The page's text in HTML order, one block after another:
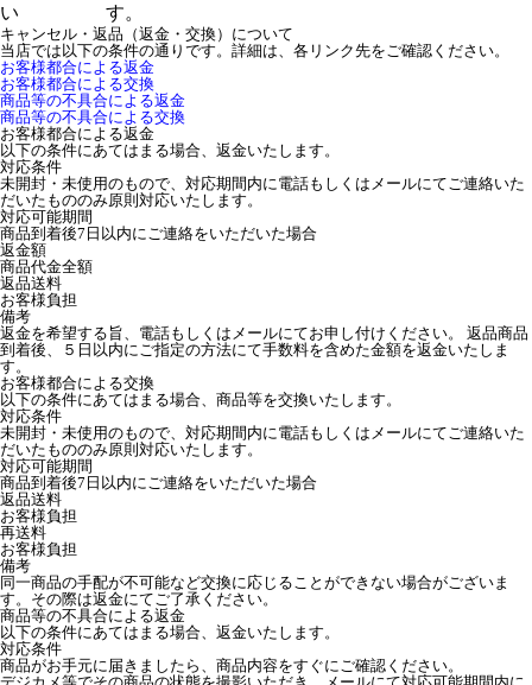
い
す。
キャンセル・返品（返金・交換）について
当店では以下の条件の通りです。詳細は、各リンク先をご確認ください。
お客様都合による返金
お客様都合による交換
商品等の不具合による返金
商品等の不具合による交換
お客様都合による返金
以下の条件にあてはまる場合、返金いたします。
対応条件
未開封・未使用のもので、対応期間内に電話もしくはメールにてご連絡いた
だいたもののみ原則対応いたします。
対応可能期間
商品到着後7日以内にご連絡をいただいた場合
返金額
商品代金全額
返品送料
お客様負担
備考
返金を希望する旨、電話もしくはメールにてお申し付けください。 返品商品
到着後、５日以内にご指定の方法にて手数料を含めた金額を返金いたしま
す。
お客様都合による交換
以下の条件にあてはまる場合、商品等を交換いたします。
対応条件
未開封・未使用のもので、対応期間内に電話もしくはメールにてご連絡いた
だいたもののみ原則対応いたします。
対応可能期間
商品到着後7日以内にご連絡をいただいた場合
返品送料
お客様負担
再送料
お客様負担
備考
同一商品の手配が不可能など交換に応じることができない場合がございま
す。その際は返金にてご了承ください。
商品等の不具合による返金
以下の条件にあてはまる場合、返金いたします。
対応条件
商品がお手元に届きましたら、商品内容をすぐにご確認ください。